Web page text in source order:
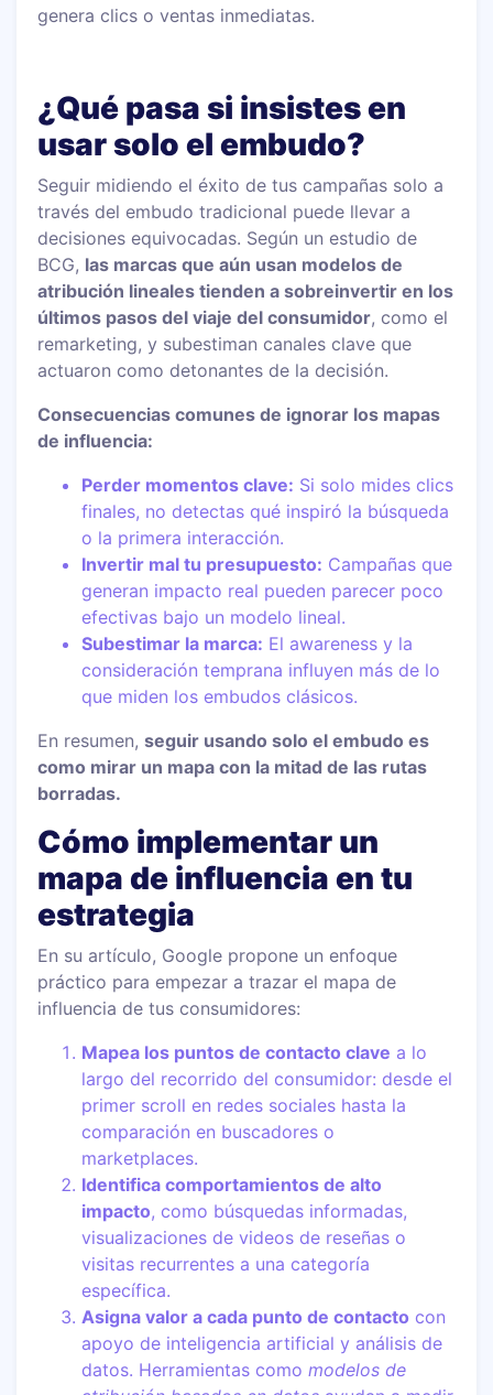
genera clics o ventas inmediatas.
¿Qué pasa si insistes en
usar solo el embudo?
Seguir midiendo el éxito de tus campañas solo a
través del embudo tradicional puede llevar a
decisiones equivocadas. Según un estudio de
BCG, las marcas que aún usan modelos de
atribución lineales tienden a sobreinvertir en los
últimos pasos del viaje del consumidor, como el
remarketing, y subestiman canales clave que
actuaron como detonantes de la decisión.
Consecuencias comunes de ignorar los mapas
de influencia:
Perder momentos clave: Si solo mides clics
finales, no detectas qué inspiró la búsqueda
o la primera interacción.
Invertir mal tu presupuesto: Campañas que
generan impacto real pueden parecer poco
efectivas bajo un modelo lineal.
Subestimar la marca: El awareness y la
consideración temprana influyen más de lo
que miden los embudos clásicos.
En resumen,seguir usando solo el embudo es
como mirar un mapa con la mitad de las rutas
borradas.
Cómo implementar un
mapa de influencia en tu
estrategia
En su artículo, Google propone un enfoque
práctico para empezar a trazar el mapa de
influencia de tus consumidores:
Mapea los puntos de contacto clave a lo
largo del recorrido del consumidor: desde el
primer scroll en redes sociales hasta la
comparación en buscadores o
marketplaces.
Identifica comportamientos de alto
impacto, como búsquedas informadas,
visualizaciones de videos de reseñas o
visitas recurrentes a una categoría
específica.
Asigna valor a cada punto de contacto con
apoyo de inteligencia artificial y análisis de
datos. Herramientas comomodelos de